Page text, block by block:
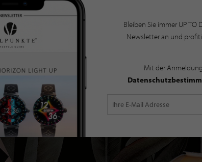
Bleiben Sie immer UP TO
Newsletter an und
Mit der